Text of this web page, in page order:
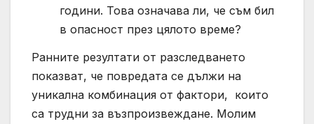
години. Това означава ли, че съм бил
в опасност през цялото време?
Ранните резултати от разследването
показват, че повредата се дължи на
уникална комбинация от фактори, които
са трудни за възпроизвеждане. Молим